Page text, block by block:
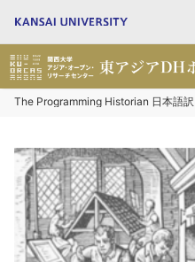
The Programming Historian 日本語訳